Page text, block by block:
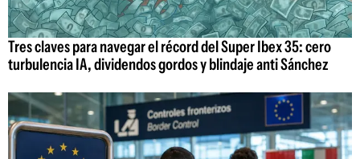
Tres claves para navegar el récord del Super Ibex 35: cero
turbulencia IA, dividendos gordos y blindaje anti Sánchez